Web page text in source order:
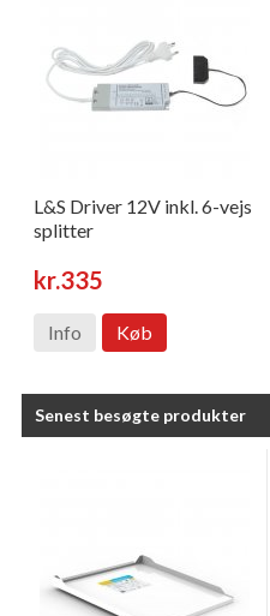
L&S Driver 12V inkl. 6-vejs
splitter
kr.335
Info Køb
Senest besøgte produkter